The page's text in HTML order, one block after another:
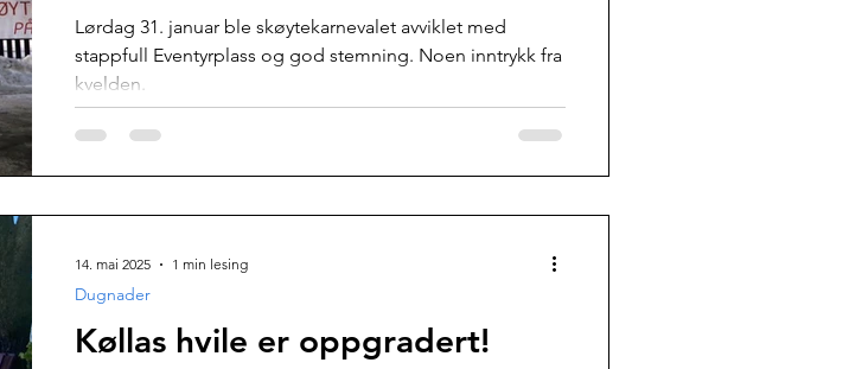
Lørdag 31. januar ble skøytekarnevalet avviklet med
stappfull Eventyrplass og god stemning. Noen inntrykk fra
kvelden.
Køllas hvile er oppgradert!
Dugnader
14. mai 2025 1 min lesing